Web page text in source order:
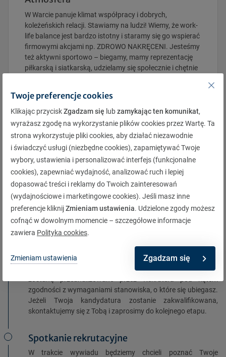
W Warcie panuje klimat współpracy i dobrych,
koleżeńskich relacji. Stawiamy na ludzi! Wiemy, że work-
life balance jest bardzo istotny i staramy się go wspierać
firmowymi akcjami np. ZDROWO NAKRĘCENI. Jesteśmy
też aktywni sportowo – biegamy, mamy reprezentację
piłkarską i siatkarską, udzielamy się społecznie i chętnie
Jak przebiega proces rekrutacji?
Twoja aplikacja
Dbamy o standardy procesu rekrutacji i bezpieczeństwo
danych osobowych naszych Kandydatów. Dlatego, jeśli
chcesz wziąć udział w rekrutacji, zaaplikuj poprzez
ogłoszenie na naszej zakładce Kariera lub na pracuj.pl.
Selekcja kandydatów
Informacje zawarte w Twoim CV i formularzu aplikacyjnym
zgodności z wymaganiami stanowiska, o które się ubiegasz.
Jeżeli Twoja kandydatura zostanie zakwalifikowana,
skontaktujemy się z Tobą i zaprosimy do kolejnego etapu.
Spotkanie rekrutacyjne
W trakcie wywiadu będziemy chcieli poznać Twoje
Twoje preferencje cookies
Klikając przyciskZgadzam się lubzamykając ten komunikat,
wyrażasz zgodę na wykorzystanie plików cookies przez Wartę. Ta
strona wykorzystuje pliki cookies, aby działać niezawodnie
i świadczyć usługi (niezbędne cookies), zapamiętywać Twoje
wybory, ustawienia i personalizować interfejs (funkcjonalne
cookies), zapewniać wydajność, analizować ruch i lepiej
dopasować treści i reklamy do Twoich zainteresowań
(wydajnościowe i marketingowe cookies). Jeśli masz inne
preferencje kliknijZmieniam ustawienia. Udzielone zgody możesz
cofnąć w dowolnym momencie – szczegółowe informacje
zawiera Polityka cookies.
Zmieniam ustawienia Zgadzam się